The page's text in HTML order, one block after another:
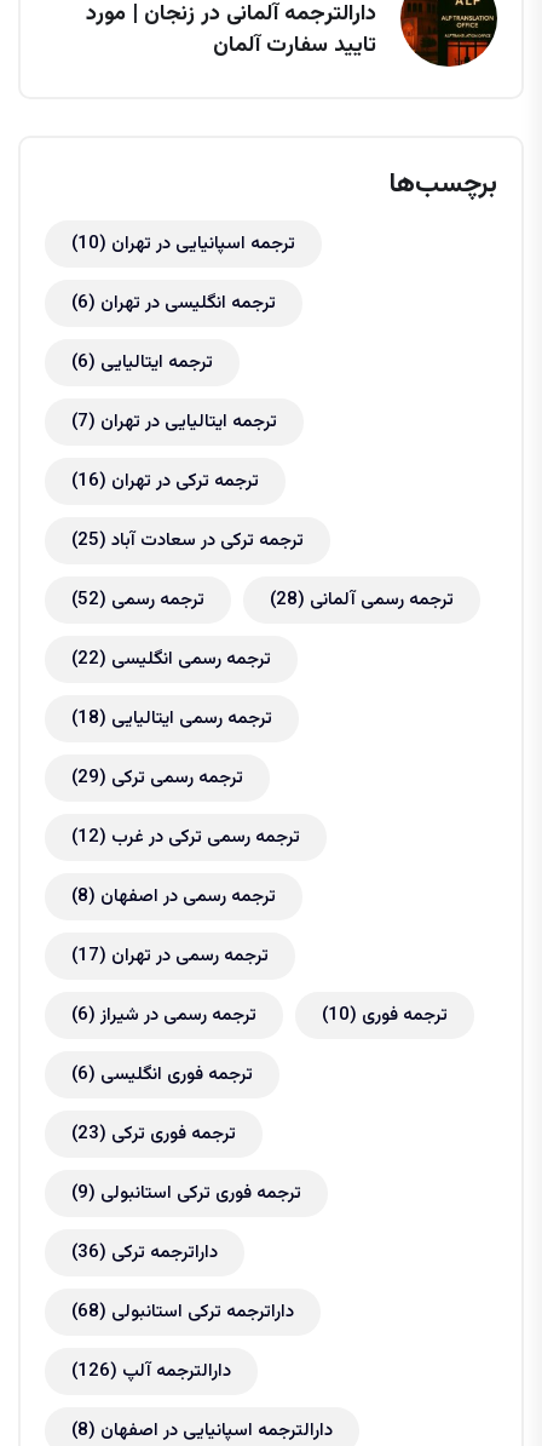
دارالترجمه آلمانی در زنجان | مورد
تایید سفارت آلمان
برچسب‌ها
ترجمه اسپانیایی در تهران (10)
ترجمه انگلیسی در تهران (6)
ترجمه ایتالیایی (6)
ترجمه ایتالیایی در تهران (7)
ترجمه ترکی در تهران (16)
ترجمه ترکی در سعادت آباد (25)
ترجمه رسمی (52) ترجمه رسمی آلمانی (28)
ترجمه رسمی انگلیسی (22)
ترجمه رسمی ایتالیایی (18)
ترجمه رسمی ترکی (29)
ترجمه رسمی ترکی در غرب (12)
ترجمه رسمی در اصفهان (8)
ترجمه رسمی در تهران (17)
ترجمه رسمی در شیراز(6) ترجمه فوری (10)
ترجمه فوری انگلیسی (6)
ترجمه فوری ترکی (23)
ترجمه فوری ترکی استانبولی (9)
داراترجمه ترکی (36)
داراترجمه ترکی استانبولی (68)
دارالترجمه آلپ (126)
دارالترجمه اسپانیایی در اصفهان (8)